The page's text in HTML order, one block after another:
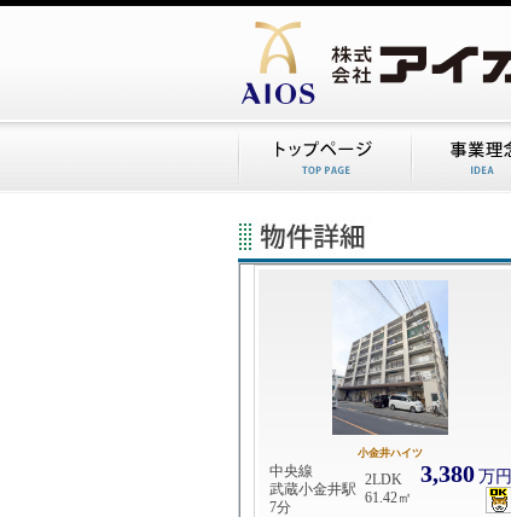
小金井ハイツ
中央線
武蔵小金井駅
7分
2LDK
61.42㎡
3,380 万円